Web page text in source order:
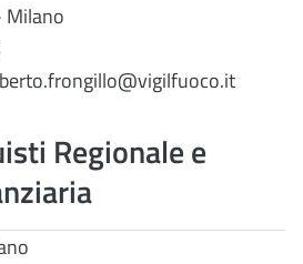
Milano
Regionale e